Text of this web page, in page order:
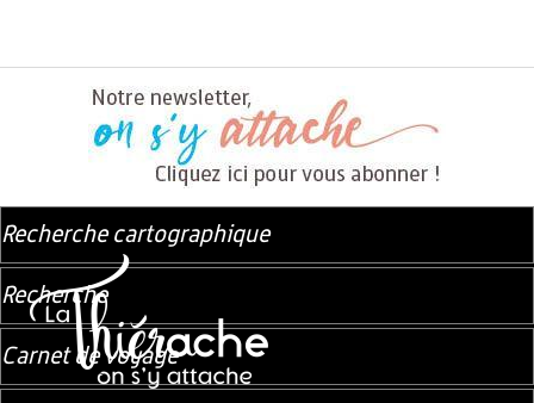
Recherche cartographique
Recherche
Carnet de voyage